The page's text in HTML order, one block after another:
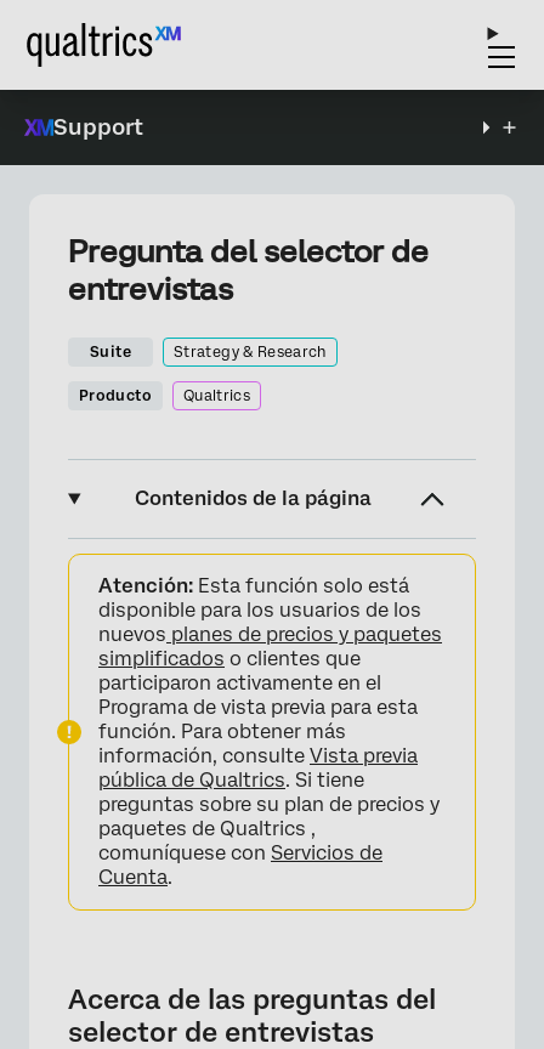
Support
Pregunta del selector de
entrevistas
Suite Strategy & Research
Producto Qualtrics
Contenidos de la página
Acerca de las preguntas del selector de
entrevistas
Configuración de una pregunta del selector
de entrevistas
Experiencia del encuestado
Entrevistas en Zoom
Datos y análisis
Atención: Esta función solo está
disponible para los usuarios de los
nuevos planes de precios y paquetes
simplificados o clientes que
participaron activamente en el
Programa de vista previa para esta
función. Para obtener más
información, consulte Vista previa
pública de Qualtrics. Si tiene
preguntas sobre su plan de precios y
paquetes de Qualtrics ,
comuníquese con Servicios de
Cuenta.
Acerca de las preguntas del
selector de entrevistas